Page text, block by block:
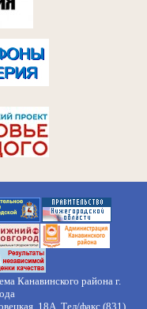
Канавинского района г.
18А, Тел/факс (831)